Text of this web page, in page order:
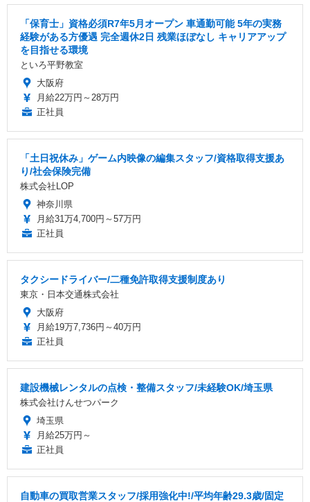
「保育士」資格必須R7年5月オープン 車通勤可能 5年の実務
経験がある方優遇 完全週休2日 残業ほぼなし キャリアアップ
を目指せる環境
といろ平野教室
大阪府
月給22万円～28万円
正社員
「土日祝休み」ゲーム内映像の編集スタッフ/資格取得支援あ
り/社会保険完備
株式会社LOP
神奈川県
月給31万4,700円～57万円
正社員
タクシードライバー/二種免許取得支援制度あり
東京・日本交通株式会社
大阪府
月給19万7,736円～40万円
正社員
建設機械レンタルの点検・整備スタッフ/未経験OK/埼玉県
株式会社けんせつパーク
埼玉県
月給25万円～
正社員
自動車の買取営業スタッフ/採用強化中!/平均年齢29.3歳/固定